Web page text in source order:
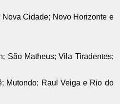
Cidade; Novo Horizonte e
São Matheus; Vila Tiradentes;
Mutondo; Raul Veiga e Rio do